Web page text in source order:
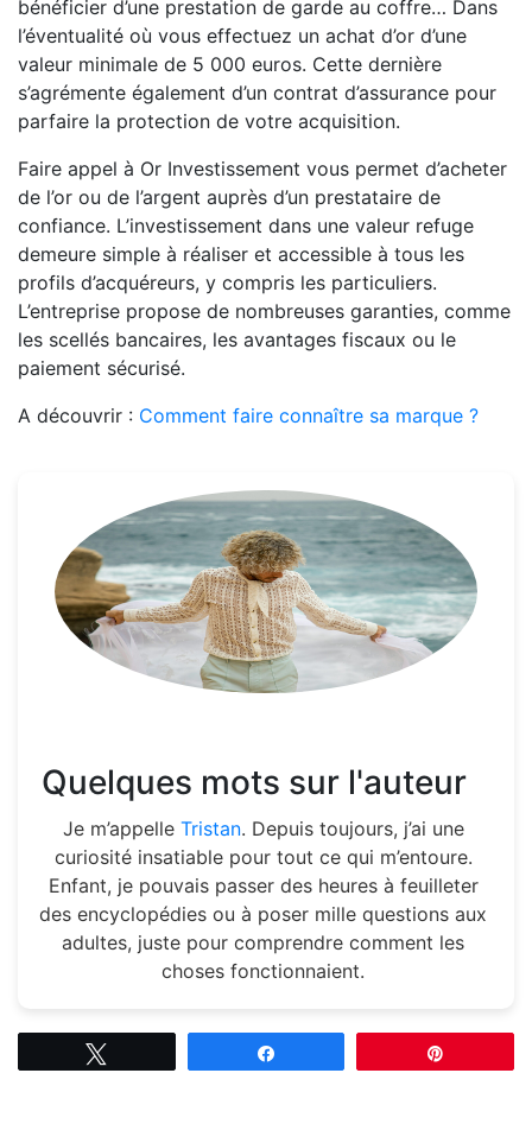
bénéficier d’une prestation de garde au coffre… Dans
l’éventualité où vous effectuez un achat d’or d’une
valeur minimale de 5 000 euros. Cette dernière
s’agrémente également d’un contrat d’assurance pour
parfaire la protection de votre acquisition.
Faire appel à Or Investissement vous permet d’acheter
de l’or ou de l’argent auprès d’un prestataire de
confiance. L’investissement dans une valeur refuge
demeure simple à réaliser et accessible à tous les
profils d’acquéreurs, y compris les particuliers.
L’entreprise propose de nombreuses garanties, comme
les scellés bancaires, les avantages fiscaux ou le
paiement sécurisé.
A découvrir : Comment faire connaître sa marque ?
Quelques mots sur l'auteur
Je m’appelle Tristan. Depuis toujours, j’ai une
curiosité insatiable pour tout ce qui m’entoure.
Enfant, je pouvais passer des heures à feuilleter
des encyclopédies ou à poser mille questions aux
adultes, juste pour comprendre comment les
choses fonctionnaient.